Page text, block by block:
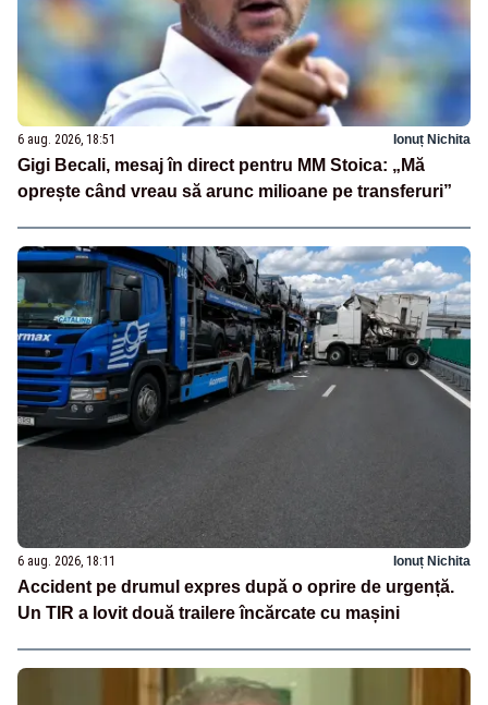
6 aug. 2026, 18:51 Ionuț Nichita
Gigi Becali, mesaj în direct pentru MM Stoica: „Mă
oprește când vreau să arunc milioane pe transferuri”
6 aug. 2026, 18:11 Ionuț Nichita
Accident pe drumul expres după o oprire de urgență.
Un TIR a lovit două trailere încărcate cu mașini